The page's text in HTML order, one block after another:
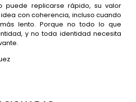
puede replicarse rápido, su valor
con coherencia, incluso cuando
lento. Porque no todo lo que
y no toda identidad necesita